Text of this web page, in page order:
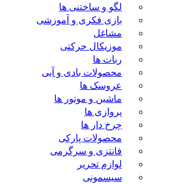
لگو و ساختنی ها
بازی فکری و آموزشی
مشاغل
موزیکال حرکتی
ربات ها
محصولات بادی و آبی
عروسک ها
ماشین و موتور ها
پروازی ها
چرخ دار ها
محصولات پارکی
فانتزی و سرگرمی
لوازم تحریر
سیسمونی